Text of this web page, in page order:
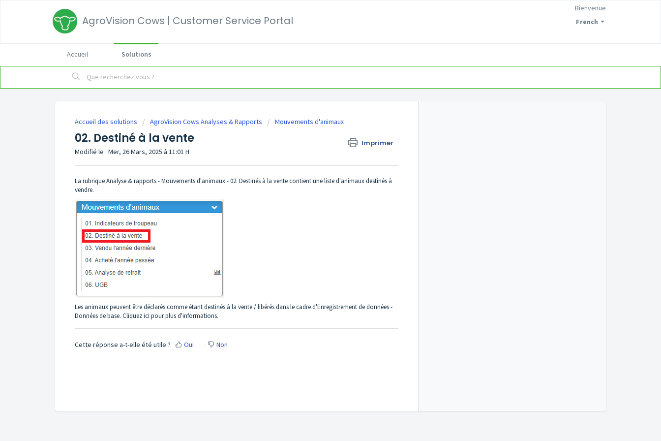
AgroVision Cows | Customer Service Portal French
Bienvenue
Accueil Solutions
Accueil des solutions AgroVision Cows Analyses & Rapports Mouvements d'animaux
02. Destiné à la vente Imprimer
Modifié le : Mer, 26 Mars, 2025 à 11:01 H
La rubrique Analyse & rapports - Mouvements d'animaux - 02. Destinés à la vente contient une liste d'animaux destinés à
vendre.
Les animaux peuvent être déclarés comme étant destinés à la vente / libérés dans le cadre d'Enregistrement de données -
Données de base. Cliquezici pour plus d'informations.
Cette réponse a-t-elle été utile ? Oui Non